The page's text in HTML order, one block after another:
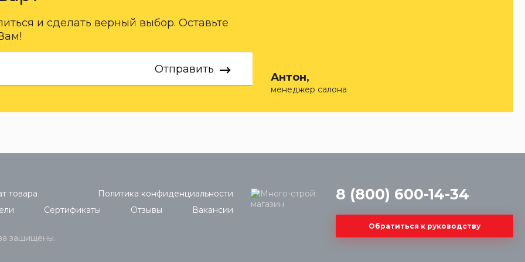
и сделать верный выбор. Оставьте
Отправить
Антон,
менеджер салона
товара
Политика конфиденциальности
Сертификаты Отзывы Вакансии
защищены.
8 (800) 600-14-34
Обратиться к руководству